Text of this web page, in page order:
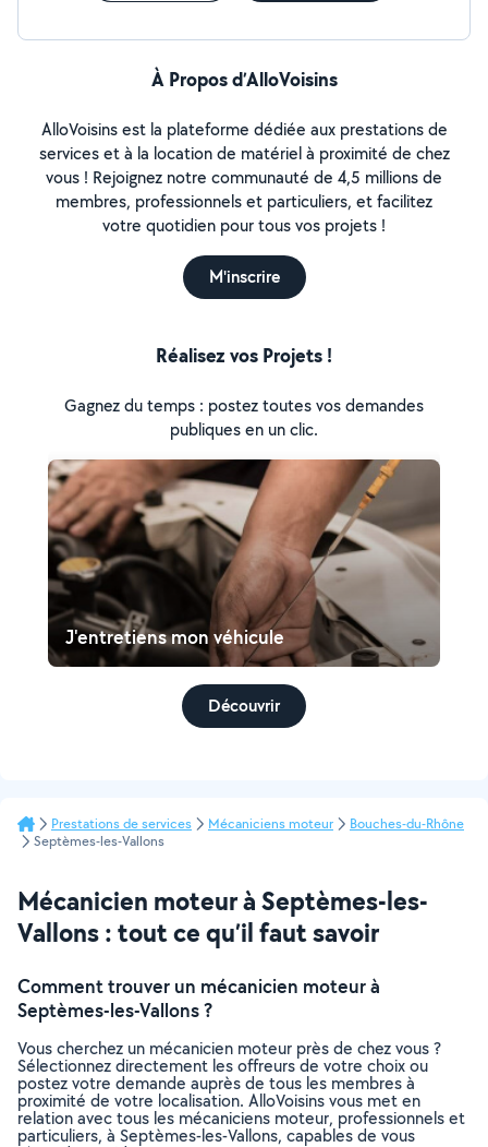
À Propos d’AlloVoisins
AlloVoisins est la plateforme dédiée aux prestations de
services et à la location de matériel à proximité de chez
vous ! Rejoignez notre communauté de 4,5 millions de
membres, professionnels et particuliers, et facilitez
votre quotidien pour tous vos projets !
M'inscrire
Réalisez vos Projets !
Gagnez du temps : postez toutes vos demandes
publiques en un clic.
J'entretiens mon véhicule
Découvrir
Prestations de services Mécaniciens moteur
Bouches-du-Rhône
Septèmes-les-Vallons
Mécanicien moteur à Septèmes-les-
Vallons : tout ce qu’il faut savoir
Comment trouver un mécanicien moteur à
Septèmes-les-Vallons ?
Vous cherchez un mécanicien moteur près de chez vous ?
Sélectionnez directement les offreurs de votre choix ou
postez votre demande auprès de tous les membres à
proximité de votre localisation. AlloVoisins vous met en
relation avec tous les mécaniciens moteur, professionnels et
particuliers, à Septèmes-les-Vallons, capables de vous